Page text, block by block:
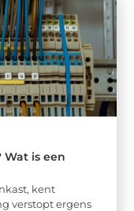
Wat is een
kent
verstopt ergens